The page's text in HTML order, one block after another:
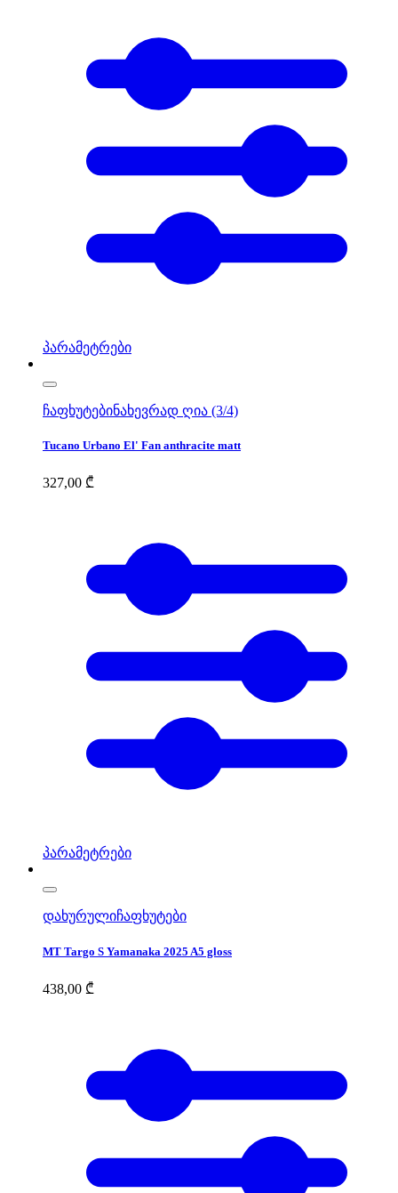
პარამეტრები
ჩაფხუტებინახევრად ღია (3/4)
Tucano Urbano El' Fan anthracite matt
327,00 ₾
პარამეტრები
დახურულიჩაფხუტები
MT Targo S Yamanaka 2025 A5 gloss
438,00 ₾